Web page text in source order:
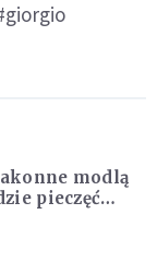
modlą
pieczęć
wiary"